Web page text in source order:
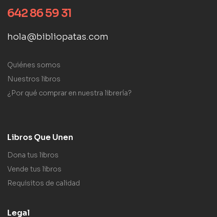
642 86 59 31
hola@bibliopatas.com
Quiénes somos
Nuestros libros
¿Por qué comprar en nuestra librería?
Libros Que Unen
Dona tus libros
Vende tus libros
Requisitos de calidad
Legal